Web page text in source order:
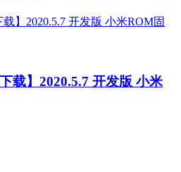
载】2020.5.7 开发版 小米